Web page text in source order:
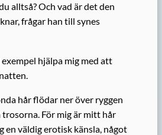
alltså? Och vad är det den
frågar han till synes
hjälpa mig med att
hår flödar ner över ryggen
För mig är mitt hår
en väldig erotisk känsla, något